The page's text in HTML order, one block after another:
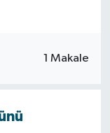
1 Makale